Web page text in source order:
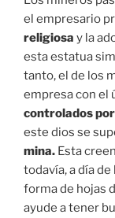
el empresario
religiosa y la
esta estatua
tanto, el de los
empresa con el
controlados
este dios se
mina. Esta
todavía, a día
forma de hojas
ayude a tener